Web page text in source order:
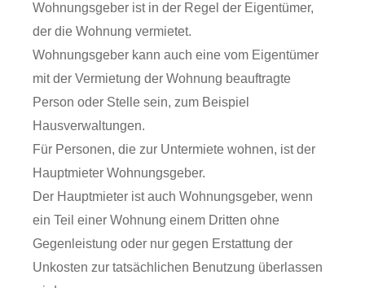
Wohnungsgeber ist in der Regel der Eigentümer,
der die Wohnung vermietet.
Wohnungsgeber kann auch eine vom Eigentümer
mit der Vermietung der Wohnung beauftragte
Person oder Stelle sein, zum Beispiel
Hausverwaltungen.
Für Personen, die zur Untermiete wohnen, ist der
Hauptmieter Wohnungsgeber.
Der Hauptmieter ist auch Wohnungsgeber, wenn
ein Teil einer Wohnung einem Dritten ohne
Gegenleistung oder nur gegen Erstattung der
Unkosten zur tatsächlichen Benutzung überlassen